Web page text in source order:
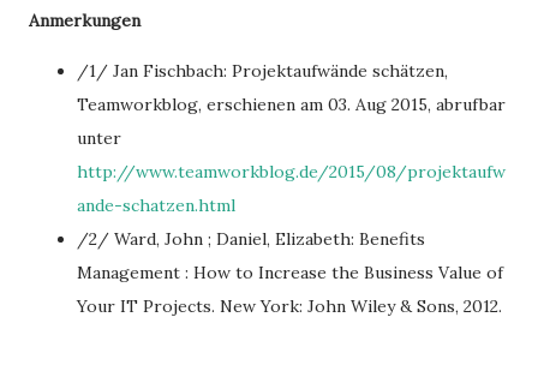
Anmerkungen
/1/ Jan Fischbach: Projektaufwände schätzen,
Teamworkblog, erschienen am 03. Aug 2015, abrufbar
unter
http://www.teamworkblog.de/2015/08/projektaufw
ande-schatzen.html
/2/ Ward, John ; Daniel, Elizabeth: Benefits
Management : How to Increase the Business Value of
Your IT Projects. New York: John Wiley & Sons, 2012.